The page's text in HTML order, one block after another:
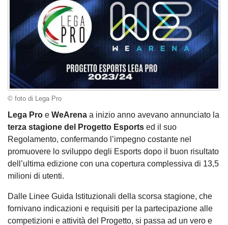
© foto di Lega Pro
Lega Pro e WeArena a inizio anno avevano annunciato la
terza stagione del Progetto Esports ed il suo
Regolamento, confermando l’impegno costante nel
promuovere lo sviluppo degli Esports dopo il buon risultato
dell’ultima edizione con una copertura complessiva di 13,5
milioni di utenti.
Dalle Linee Guida Istituzionali della scorsa stagione, che
fornivano indicazioni e requisiti per la partecipazione alle
competizioni e attività del Progetto, si passa ad un vero e